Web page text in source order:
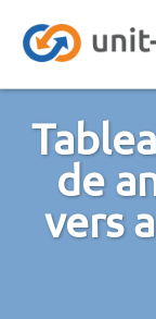
de
vers